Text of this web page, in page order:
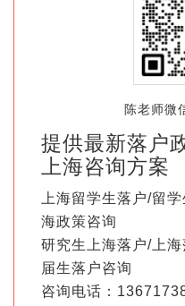
陈老师微
提供最新落户
上海咨询方案
上海留学生落户/留
海政策咨询
研究生上海落户/上
届生落户咨询
咨询电话：